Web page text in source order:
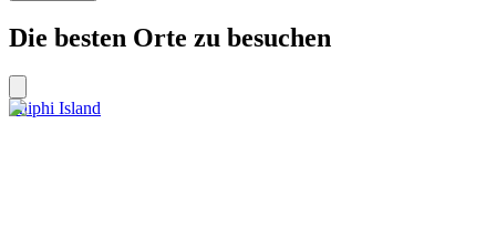
Die besten Orte zu besuchen
Phiphi Island